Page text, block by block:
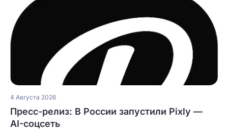
4 Августа 2026
Пресс-релиз: В России запустили Pixly —
AI-соцсеть